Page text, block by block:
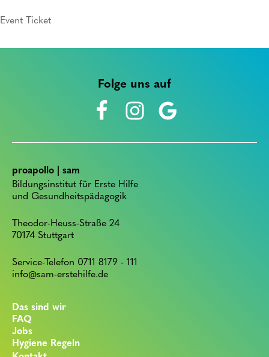
Event Ticket
Folge uns auf
proapollo | sam
Bildungsinstitut für Erste Hilfe
und Gesundheitspädagogik
Theodor-Heuss-Straße 24
70174 Stuttgart
Service-Telefon 0711 8179 - 111
info@sam-erstehilfe.de
Das sind wir
FAQ
Jobs
Hygiene Regeln